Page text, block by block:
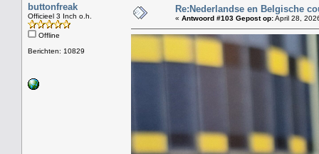
buttonfreak
Officieel 3 Inch o.h.
Offline
Berichten: 10829
Re:Nederlandse en Belgische
« Antwoord #103 Gepost op:April 28,